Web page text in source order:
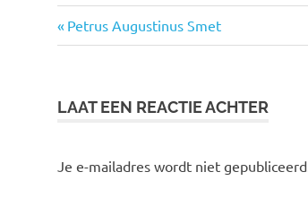
Bericht
Vorige
bericht:
Petrus Augustinus Smet
LAAT EEN REACTIE ACHTER
Je e-mailadres wordt niet gepubliceerd.